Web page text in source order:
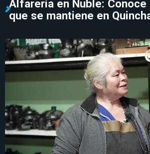
Alfarería en Ñuble:
que se mantiene en